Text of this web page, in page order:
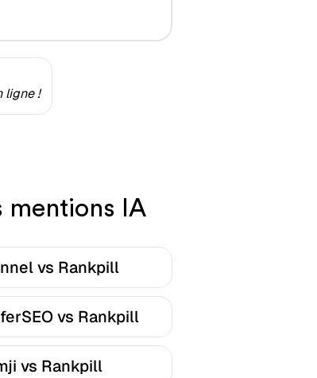
ligne !
mentions IA
vs Rankpill
vs Rankpill
vs Rankpill